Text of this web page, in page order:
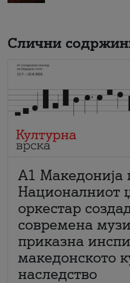
Слични
А1 Македонија
Националниот
оркестар
современа
приказна
македонското
наследство